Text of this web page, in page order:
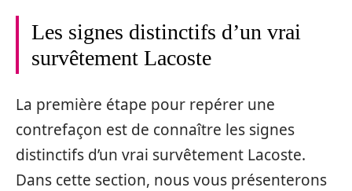
Les signes distinctifs d’un vrai
survêtement Lacoste
La première étape pour repérer une
contrefaçon est de connaître les signes
distinctifs d’un vrai survêtement Lacoste.
Dans cette section, nous vous présenterons